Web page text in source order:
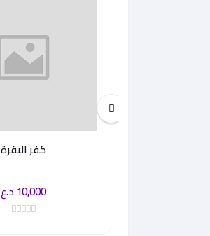
كفر البقرة
10,000 د.ع